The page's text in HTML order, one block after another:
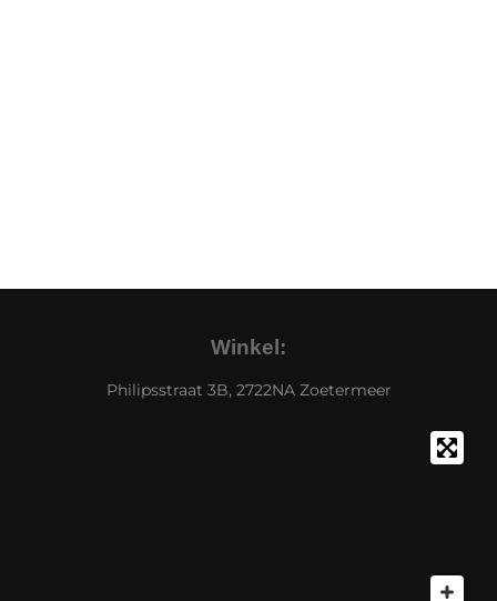
Winkel:
Philipsstraat 3B, 2722NA Zoetermeer